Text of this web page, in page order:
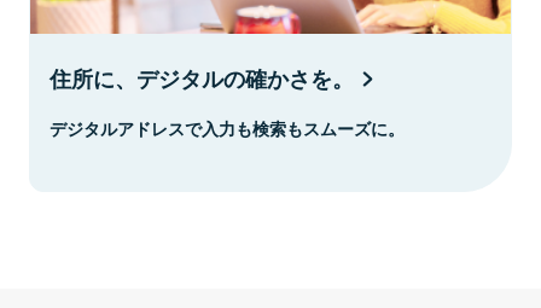
住所に、デジタルの確かさを。
デジタルアドレスで入力も検索もスムーズに。